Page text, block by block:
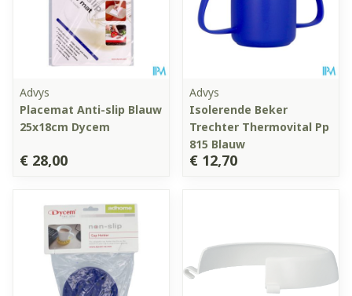
Advys
Placemat Anti-slip Blauw
25x18cm Dycem
€ 28,00
Advys
Isolerende Beker
Trechter Thermovital Pp
815 Blauw
€ 12,70